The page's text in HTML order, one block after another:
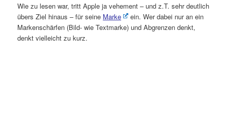
Wie zu lesen war, tritt Apple ja vehement – und z.T. sehr deutlich
übers Ziel hinaus – für seine Marke
ein. Wer dabei nur an ein
Markenschärfen (Bild- wie Textmarke) und Abgrenzen denkt,
denkt vielleicht zu kurz.